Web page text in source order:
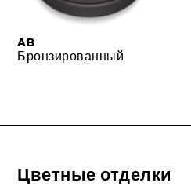
AB
Бронзированный
Цветные отделки